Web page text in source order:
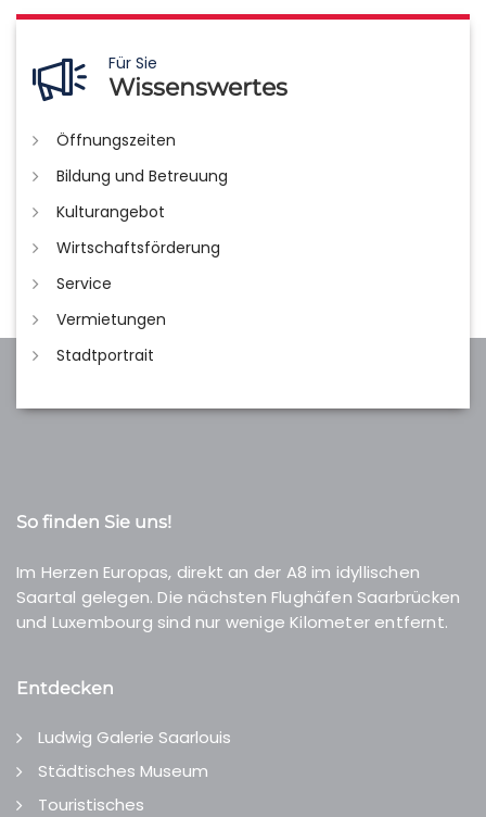
Für Sie
Wissenswertes
Öffnungszeiten
Bildung und Betreuung
Kulturangebot
Wirtschaftsförderung
Service
Vermietungen
Stadtportrait
So finden Sie uns!
Im Herzen Europas, direkt an der A8 im idyllischen
Saartal gelegen. Die nächsten Flughäfen Saarbrücken
und Luxembourg sind nur wenige Kilometer entfernt.
Entdecken
Ludwig Galerie Saarlouis
Städtisches Museum
Touristisches